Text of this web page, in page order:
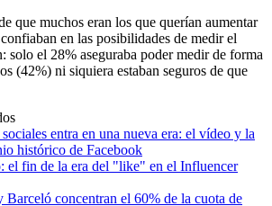
que muchos eran los que querían aumentar
en las posibilidades de medir el
solo el 28% aseguraba poder medir de forma
(42%) ni siquiera estaban seguros de que
entra en una nueva era: el vídeo y la
histórico de Facebook
el fin de la era del "like" en el Influencer
concentran el 60% de la cuota de